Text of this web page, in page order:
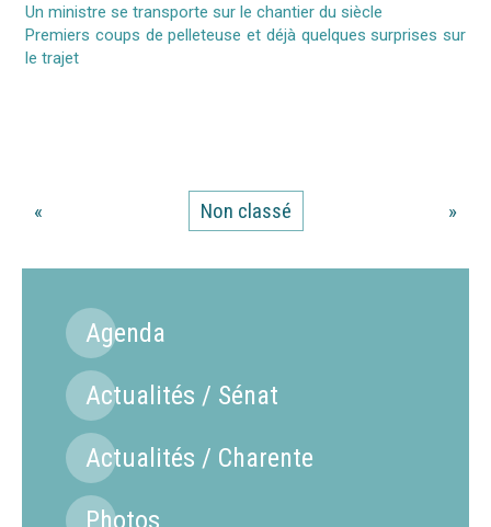
Un ministre se transporte sur le chantier du siècle
Premiers coups de pelleteuse et déjà quelques surprises sur
le trajet
« Non classé »
Agenda
Actualités / Sénat
Actualités / Charente
Photos